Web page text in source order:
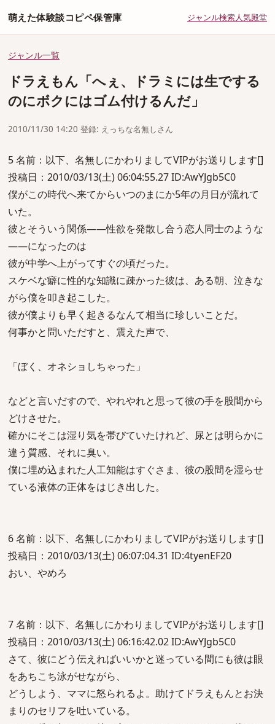
萌えた体験談コピペ保管庫 ジャンル検索人気殿堂
ジャンル一覧
ドラえもん「へぇ、ドラミには生でする
のにボクにはゴム付けるんだ」
2010/11/30 14:20 登録: えっちな名無しさん
5 名前：以下、名無しにかわりましてVIPがお送りします[]
投稿日：2010/03/13(土) 06:04:55.27 ID:AwYJgb5C0
僕がこの時代へ来てからいつのまにか5年の月日が流れて
いた。
彼とそういう関係――性欲を発散し合う恋人同士のような
――になったのは
彼が中学へ上がってすぐの頃だった。
スケベな癖に性的な知識に疎かった彼は、ある朝、泣きな
がら僕を叩き起こした。
彼が僕よりも早く起きるなんて相当に珍しいことだ。
何事かと問いただすと、震えた声で、
「ぼく、オネショしちゃった」
などと言いだすので、やれやれと思って彼の手を股間から
どけさせた。
確かにそこは湿り気を帯びていたけれど、尿とは明らかに
違う質感、それに臭い。
僕に埋め込まれた人工知能はすぐさま、彼の股間を湿らせ
ている液体の正体をはじき出した。
6 名前：以下、名無しにかわりましてVIPがお送りします[]
投稿日：2010/03/13(土) 06:07:04.31 ID:4tyenEF20
おい、やめろ
7 名前：以下、名無しにかわりましてVIPがお送りします[]
投稿日：2010/03/13(土) 06:16:42.02 ID:AwYJgb5C0
さて、彼にどう伝えればいいかと迷っている間にも彼は眼
をあちこち泳がせながら、
どうしよう、ママに怒られるよ。助けてドラえもんとお決
まりのセリフを吐いている。